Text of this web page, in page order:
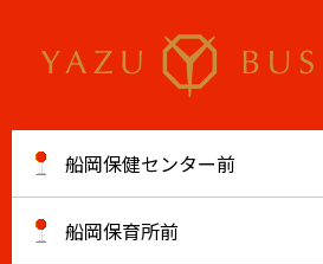
船岡保健センター前
船岡保育所前